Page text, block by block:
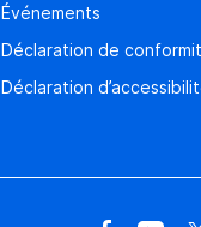
Événements
Déclaration de
Déclaration